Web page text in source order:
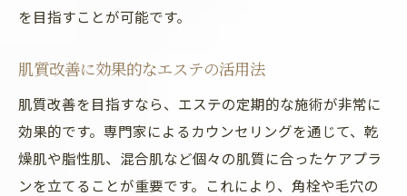
を目指すことが可能です。
肌質改善に効果的なエステの活用法
肌質改善を目指すなら、エステの定期的な施術が非常に
効果的です。専門家によるカウンセリングを通じて、乾
燥肌や脂性肌、混合肌など個々の肌質に合ったケアプラ
ンを立てることが重要です。これにより、角栓や毛穴の